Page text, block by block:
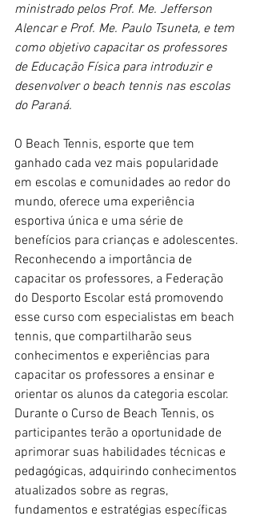
ministrado pelos Prof. Me. Jefferson
Alencar e Prof. Me. Paulo Tsuneta, e tem
como objetivo capacitar os professores
de Educação Física para introduzir e
desenvolver o beach tennis nas escolas
do Paraná.
O Beach Tennis, esporte que tem
ganhado cada vez mais popularidade
em escolas e comunidades ao redor do
mundo, oferece uma experiência
esportiva única e uma série de
benefícios para crianças e adolescentes.
Reconhecendo a importância de
capacitar os professores, a Federação
do Desporto Escolar está promovendo
esse curso com especialistas em beach
tennis, que compartilharão seus
conhecimentos e experiências para
capacitar os professores a ensinar e
orientar os alunos da categoria escolar.
Durante o Curso de Beach Tennis, os
participantes terão a oportunidade de
aprimorar suas habilidades técnicas e
pedagógicas, adquirindo conhecimentos
atualizados sobre as regras,
fundamentos e estratégias específicas